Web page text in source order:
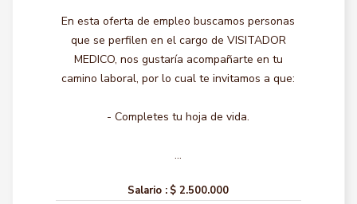
En esta oferta de empleo buscamos personas
que se perfilen en el cargo de VISITADOR
MEDICO, nos gustaría acompañarte en tu
camino laboral, por lo cual te invitamos a que:
- Completes tu hoja de vida.
...
Salario : $ 2.500.000